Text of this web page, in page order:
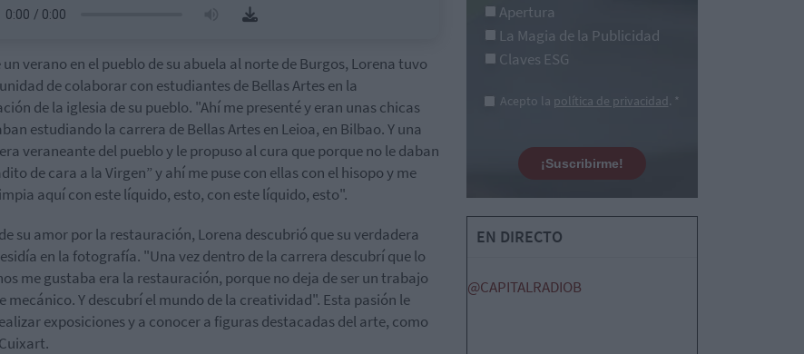
verano en el pueblo de su abuela al norte de Burgos, Lorena tuvo
de colaborar con estudiantes de Bellas Artes en la
de la iglesia de su pueblo. "Ahí me presenté y eran unas chicas
estudiando la carrera de Bellas Artes en Leioa, en Bilbao. Y una
veraneante del pueblo y le propuso al cura que porque no le daban
de cara a la Virgen” y ahí me puse con ellas con el hisopo y me
aquí con este líquido, esto, con este líquido, esto".
su amor por la restauración, Lorena descubrió que su verdadera
en la fotografía. "Una vez dentro de la carrera descubrí que lo
me gustaba era la restauración, porque no deja de ser un trabajo
mecánico. Y descubrí el mundo de la creatividad". Esta pasión le
exposiciones y a conocer a figuras destacadas del arte, como
Cuixart.
Apertura
La Magia de la Publicidad
Claves ESG
Acepto la política de privacidad. *
¡Suscribirme!
EN DIRECTO
@CAPITALRADIOB